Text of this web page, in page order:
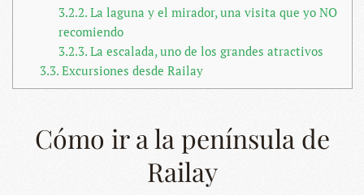
3.2.2.La laguna y el mirador, una visita que yo NO
recomiendo
3.2.3.La escalada, uno de los grandes atractivos
3.3.Excursiones desde Railay
Cómo ir a la península de
Railay